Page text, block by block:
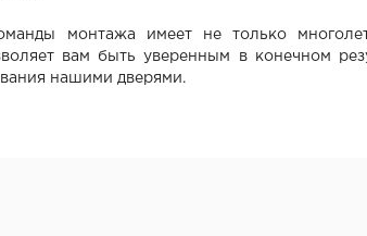
монтажа имеет не только
вам быть уверенным в конечном
нашими дверями.